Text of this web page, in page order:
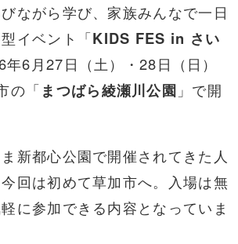
ながら学び、家族みんなで一日
イベント「KIDS FES in さい
年6月27日（土）・28日（日）
の「まつばら綾瀬川公園 」で開
新都心公園で開催されてきた人
回は初めて草加市へ。入場は無
に参加できる内容となっていま